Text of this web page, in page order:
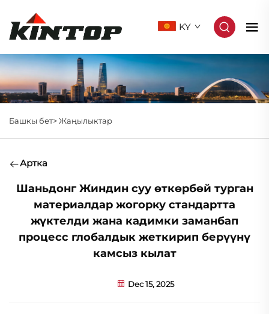
KY
Башкы бет>Жаңылыктар
Артка
Шаньдонг Жиндин суу өткөрбөй турган
материалдар жогорку стандартта
жүктелди жана кадимки заманбап
процесс глобалдык жеткирип берүүнү
камсыз кылат
Dec 15, 2025